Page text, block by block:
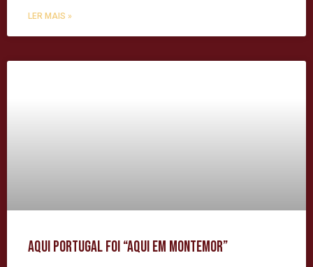
LER MAIS »
Aqui Portugal foi “Aqui em Montemor”